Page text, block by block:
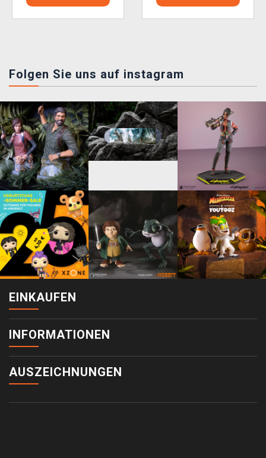
Folgen Sie uns auf instagram
EINKAUFEN
INFORMATIONEN
AUSZEICHNUNGEN